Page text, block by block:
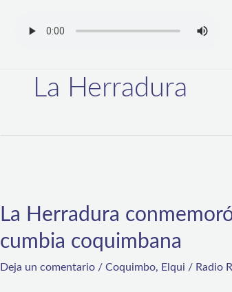
La Herradura
La Herradura
cumbia coquimbana
Deja un comentario / Coquimbo, Elqui / Radio
conmemoró
sus
446